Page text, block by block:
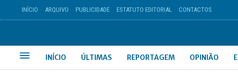
INÍCIO ARQUIVO PUBLICIDADE ESTATUTO EDITORIAL CONTACTOS
INÍCIO ÚLTIMAS REPORTAGEM OPINIÃO